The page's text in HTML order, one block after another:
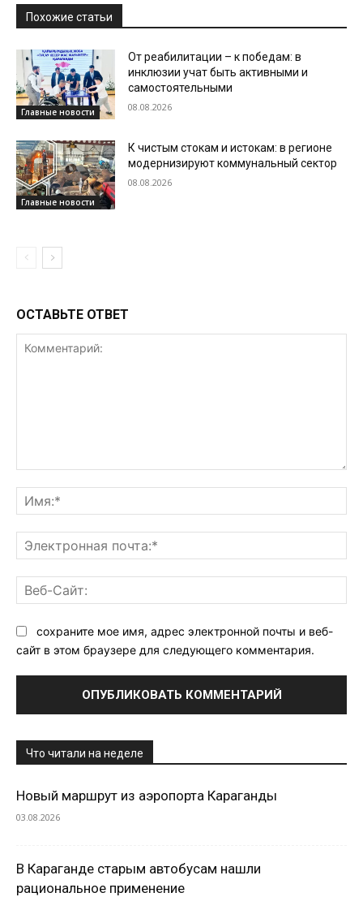
Похожие статьи
Главные новости
От реабилитации – к победам: в
инклюзии учат быть активными и
самостоятельными
08.08.2026
Главные новости
К чистым стокам и истокам: в регионе
модернизируют коммунальный сектор
08.08.2026
ОСТАВЬТЕ ОТВЕТ
сохраните мое имя, адрес электронной почты и веб-
сайт в этом браузере для следующего комментария.
Что читали на неделе
Новый маршрут из аэропорта Караганды
03.08.2026
В Караганде старым автобусам нашли
рациональное применение